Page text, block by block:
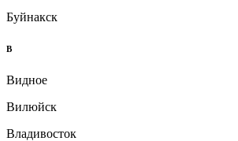
Буйнакск
В
Видное
Вилюйск
Владивосток